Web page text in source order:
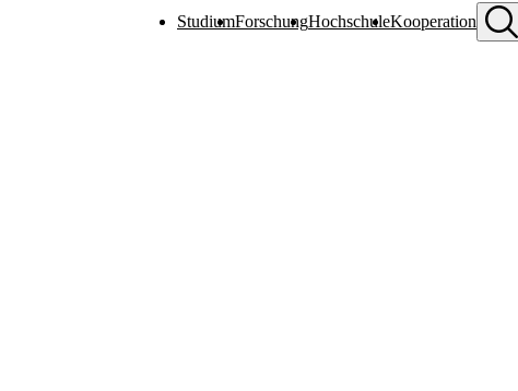
StudiumForschungHochschuleKooperation